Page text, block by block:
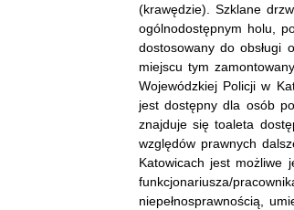
(krawędzie). Szklane
ogólnodostępnym holu,
dostosowany do obsługi
miejscu tym
Wojewódzkiej Policji w
jest dostępny dla osób
znajduje się toaleta
względów prawnych
Katowicach jest możliwe
funkcjonariusza/
niepełnosprawnością,